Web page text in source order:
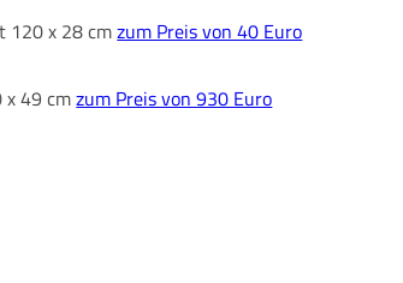
120 x 28 cmzum Preis von 40 Euro
x 49 cmzum Preis von 930 Euro